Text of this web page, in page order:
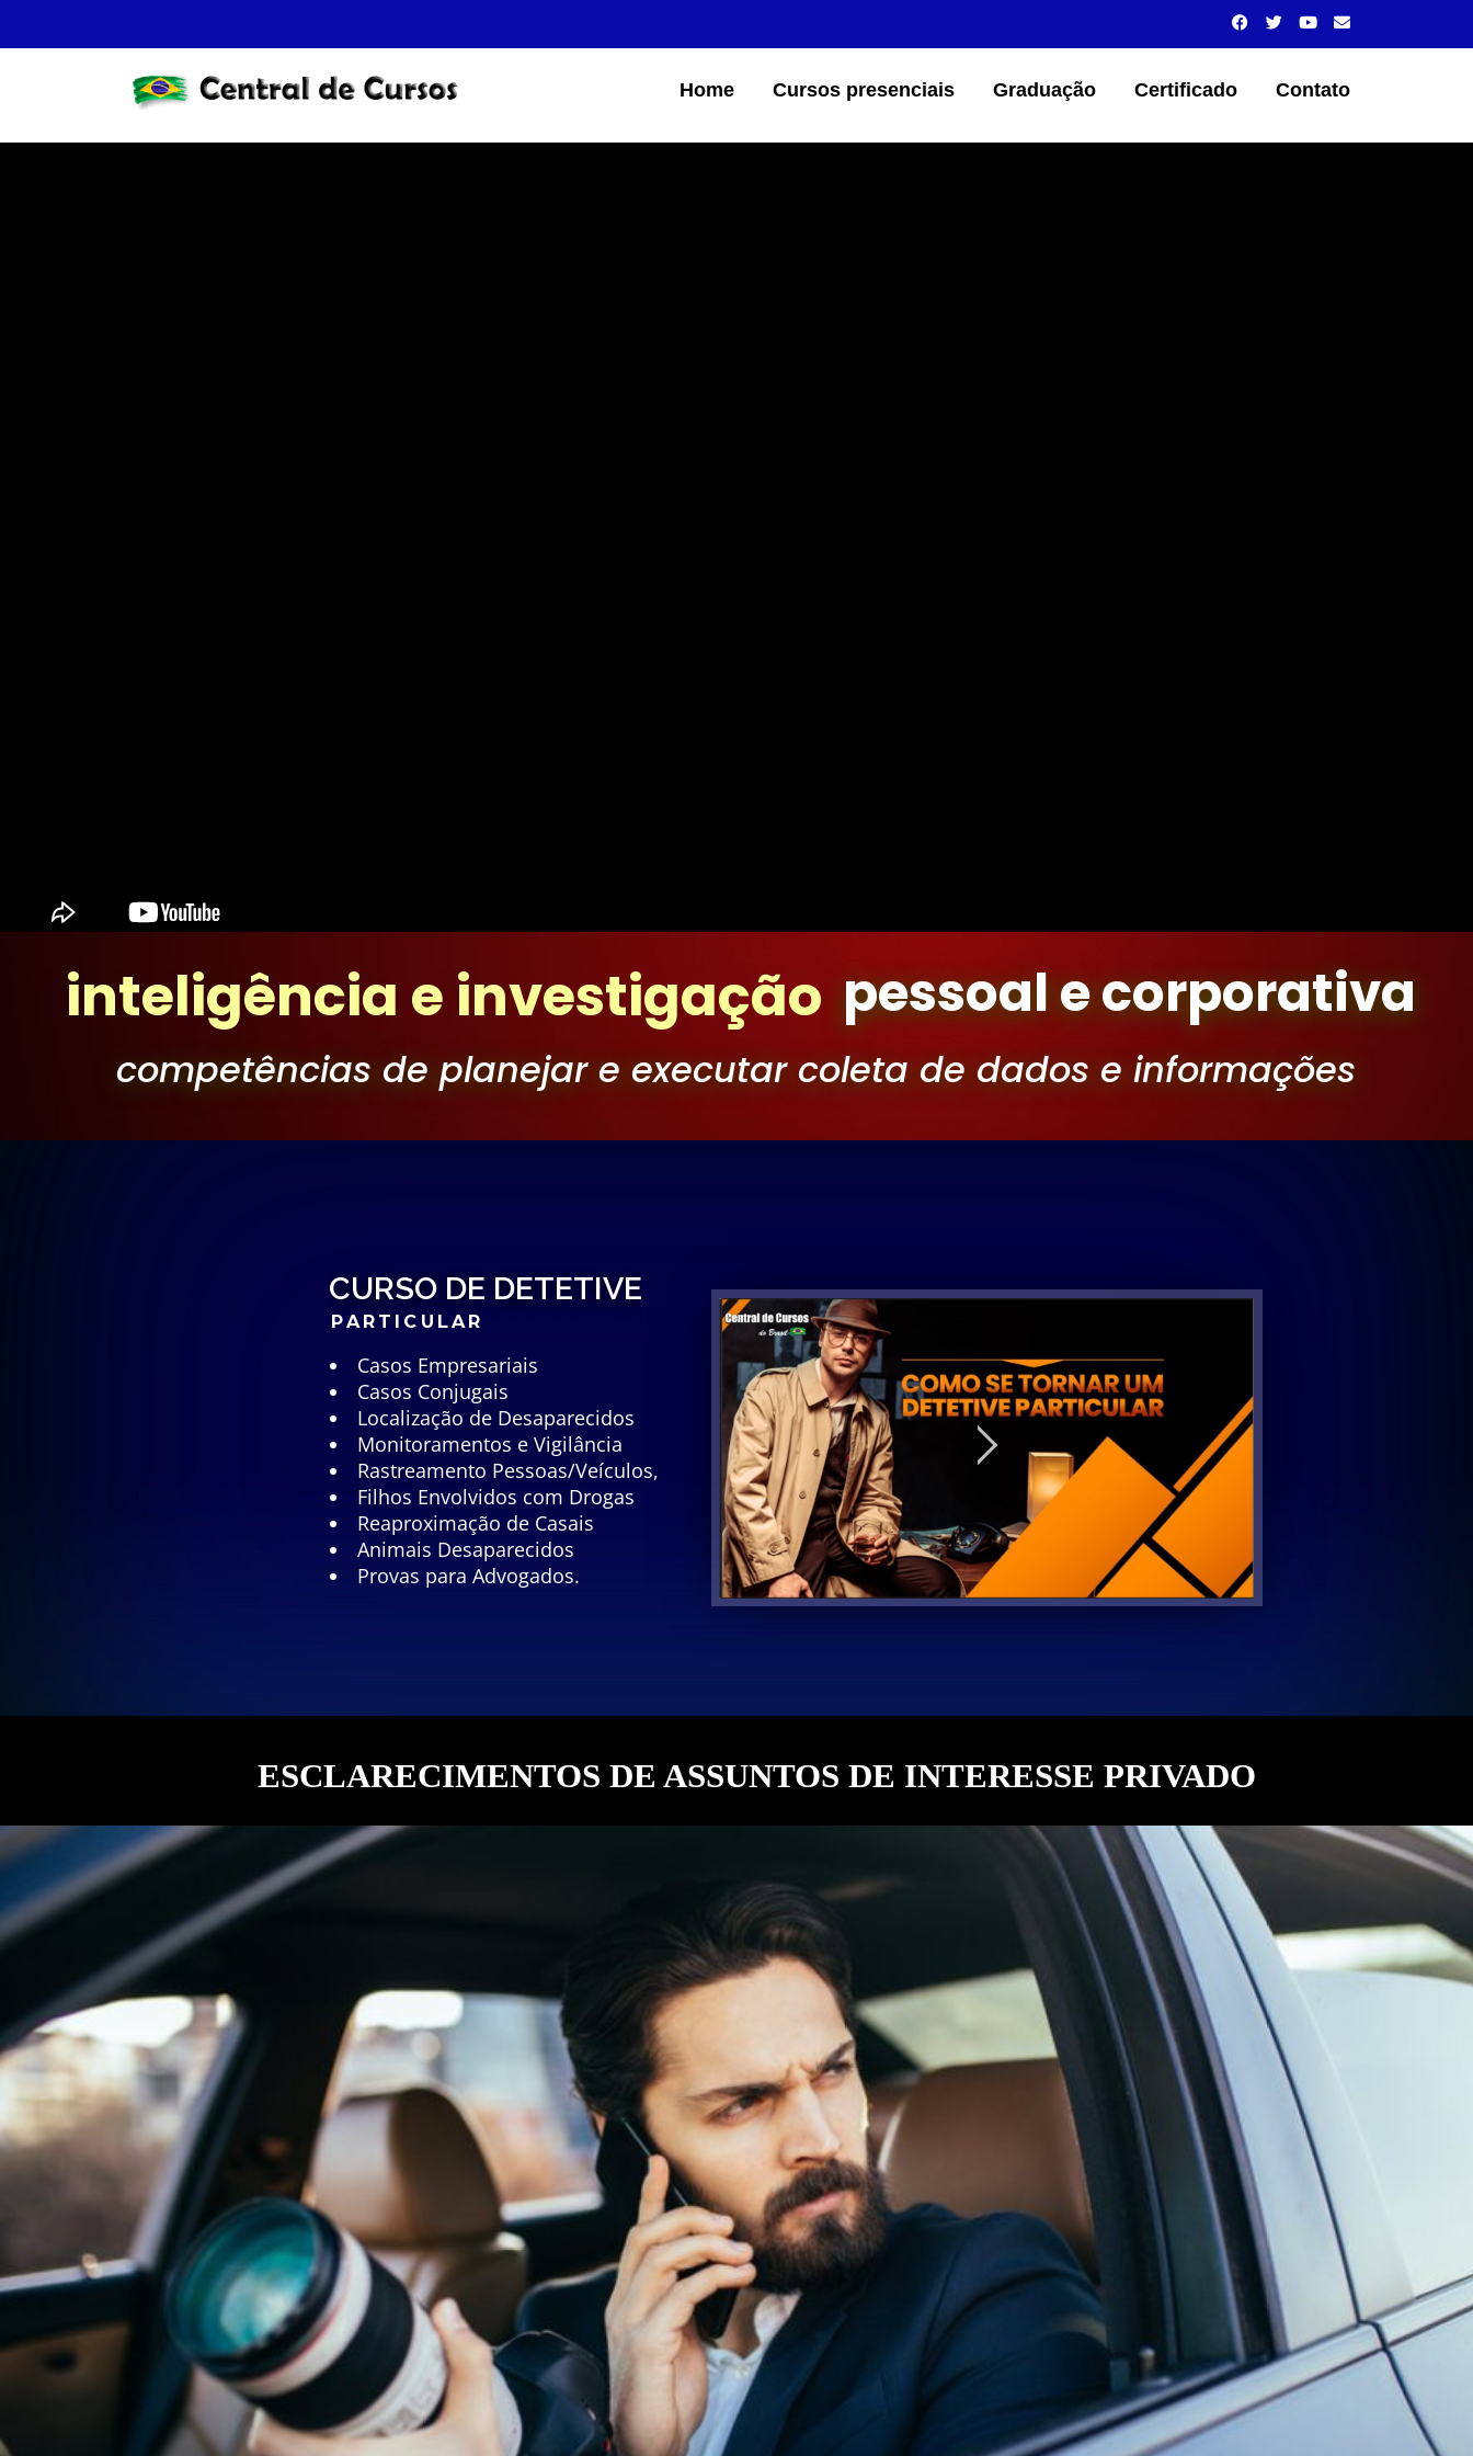
Home Cursos presenciais Graduação Certificado Contato
inteligência e investigação pessoal e corporativa
competências de planejar e executar coleta de dados e informações
CURSO DE DETETIVE
Casos Empresariais
Casos Conjugais
Localização de Desaparecidos
Monitoramentos e Vigilância
Rastreamento Pessoas/Veículos,
Filhos Envolvidos com Drogas
Reaproximação de Casais
Animais Desaparecidos
Provas para Advogados.
PARTICULAR
ESCLARECIMENTOS DE ASSUNTOS DE INTERESSE PRIVADO